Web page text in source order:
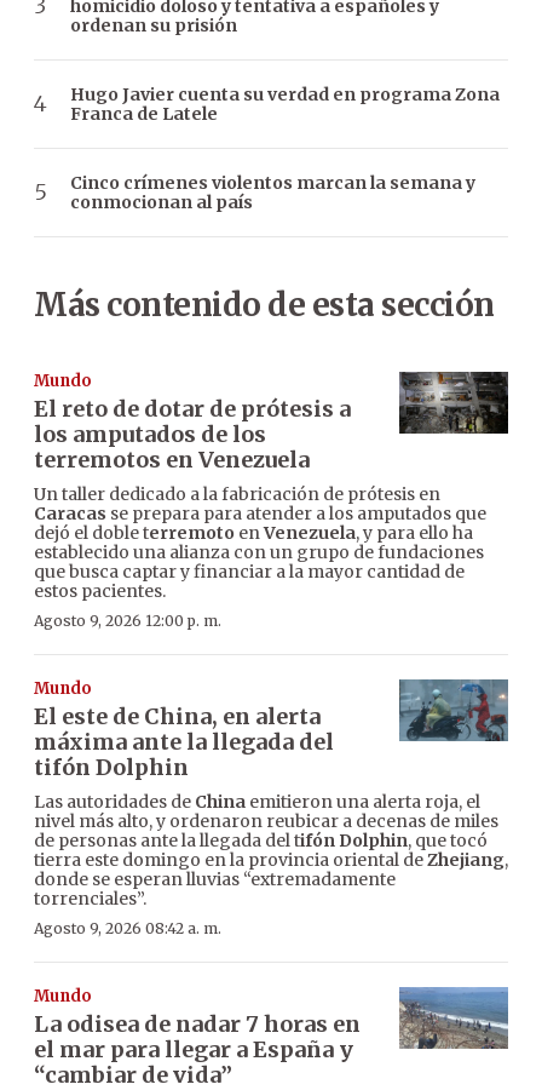
homicidio doloso y tentativa a españoles y
ordenan su prisión
Hugo Javier cuenta su verdad en programa Zona
Franca de Latele
Cinco crímenes violentos marcan la semana y
conmocionan al país
Más contenido de esta sección
Mundo
El reto de dotar de prótesis a
los amputados de los
terremotos en Venezuela
Un taller dedicado a la fabricación de prótesis en
Caracas se prepara para atender a los amputados que
dejó el doble terremoto enVenezuela, y para ello ha
establecido una alianza con un grupo de fundaciones
que busca captar y financiar a la mayor cantidad de
estos pacientes.
Agosto 9, 2026 12:00 p. m.
Mundo
El este de China, en alerta
máxima ante la llegada del
tifón Dolphin
Las autoridades de China emitieron una alerta roja, el
nivel más alto, y ordenaron reubicar a decenas de miles
de personas ante la llegada del tifón Dolphin, que tocó
tierra este domingo en la provincia oriental deZhejiang,
donde se esperan lluvias “extremadamente
torrenciales”.
Agosto 9, 2026 08:42 a. m.
Mundo
La odisea de nadar 7 horas en
el mar para llegar a España y
“cambiar de vida”